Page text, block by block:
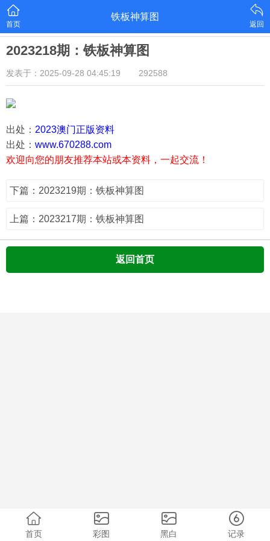
首页
铁板神算图
返回
2023218期：铁板神算图
发表于：2025-09-28 04:45:19 292588
出处： 2023澳门正版资料
出处： www.670288.com
欢迎向您的朋友推荐本站或本资料，一起交流！
下篇：2023219期：铁板神算图
上篇：2023217期：铁板神算图
返回首页
首页 彩图 黑白 记录